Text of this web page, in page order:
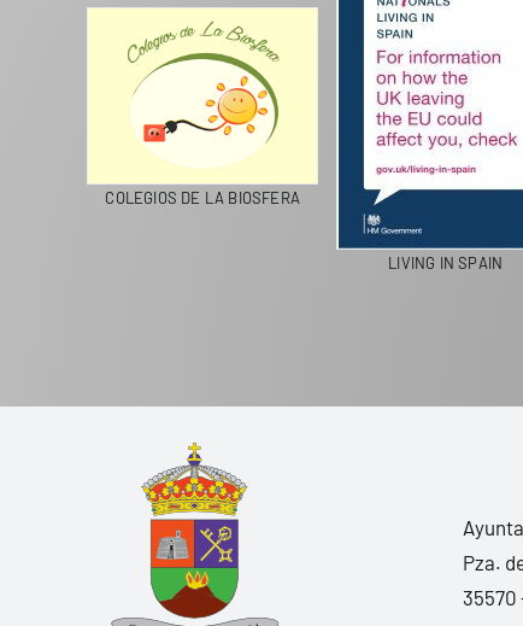
COLEGIOS DE LA BIOSFERA
LIVING IN SPAIN
Pza.
35570